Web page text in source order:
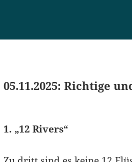
05.11.2025: Richtige
1. „12 Rivers“